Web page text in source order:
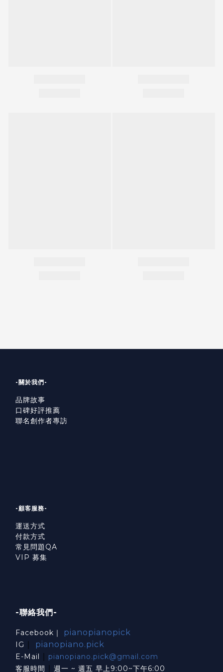
-關於我們-
品牌故事
口碑好評推薦
聯名創作者專訪
-顧客服務-
運送方式
付款方式
常見問題QA
VIP 募集
-聯絡我們-
Facebook｜ pianopianopick
IG pianopiano.pick
E-Mail
pianopiano.pick@gmail.com
客服時間
週一 ~ 週五 早上9:00~下午6:00